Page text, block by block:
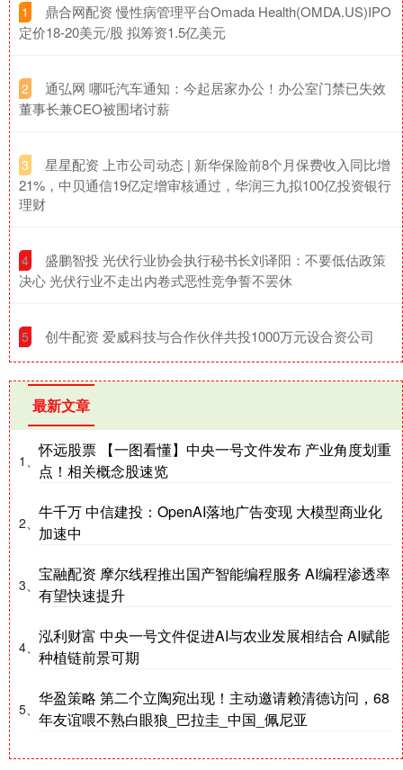
1
​鼎合网配资 慢性病管理平台Omada Health(OMDA.US)IPO
定价18-20美元/股 拟筹资1.5亿美元
2
​通弘网 哪吒汽车通知：今起居家办公！办公室门禁已失效
董事长兼CEO被围堵讨薪
3
​星星配资 上市公司动态 | 新华保险前8个月保费收入同比增
21%，中贝通信19亿定增审核通过，华润三九拟100亿投资银行
理财
4
​盛鹏智投 光伏行业协会执行秘书长刘译阳：不要低估政策
决心 光伏行业不走出内卷式恶性竞争誓不罢休
5 ​创牛配资 爱威科技与合作伙伴共投1000万元设合资公司
最新文章
1、
怀远股票 【一图看懂】中央一号文件发布 产业角度划重
点！相关概念股速览
2、
牛千万 中信建投：OpenAI落地广告变现 大模型商业化
加速中
3、
宝融配资 摩尔线程推出国产智能编程服务 AI编程渗透率
有望快速提升
4、
泓利财富 中央一号文件促进AI与农业发展相结合 AI赋能
种植链前景可期
5、
华盈策略 第二个立陶宛出现！主动邀请赖清德访问，68
年友谊喂不熟白眼狼_巴拉圭_中国_佩尼亚